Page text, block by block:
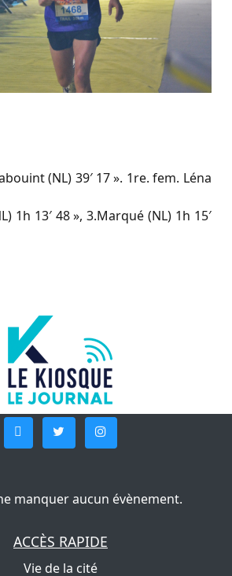
(NL) 39′ 17 ». 1re. fem. Léna
1h 13′ 48 », 3.Marqué (NL) 1h 15′
manquer aucun évènement.
ACCÈS RAPIDE
Vie de la cité